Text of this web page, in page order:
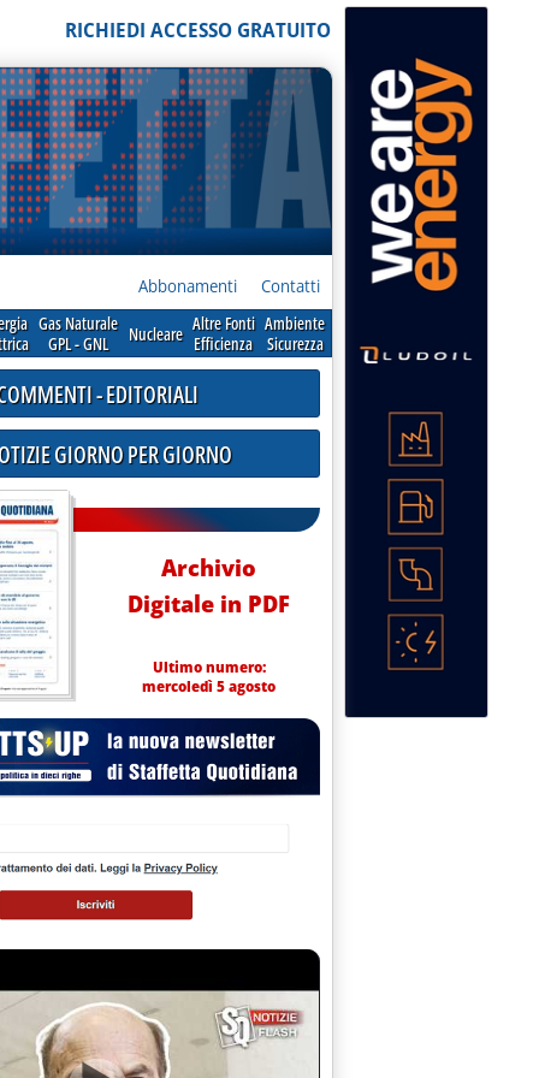
RICHIEDI ACCESSO GRATUITO
Abbonamenti Contatti
Gas Naturale
GPL - GNL
Nucleare Altre Fonti
Efficienza
Ambiente
Sicurezza
mobilità 27-31 luglio
cinesi fantasma'
- EDITORIALI
GIORNO PER GIORNO
Archivio
Digitale in PDF
Ultimo numero:
mercoledì 5 agosto